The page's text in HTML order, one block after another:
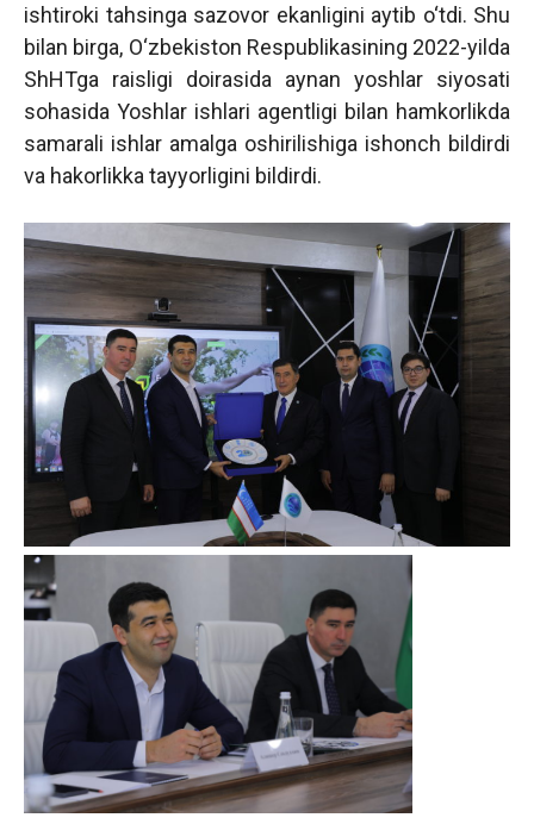
ishtiroki tahsinga sazovor ekanligini aytib o‘tdi. Shu
bilan birga, O‘zbekiston Respublikasining 2022-yilda
ShHTga raisligi doirasida aynan yoshlar siyosati
sohasida Yoshlar ishlari agentligi bilan hamkorlikda
samarali ishlar amalga oshirilishiga ishonch bildirdi
va hakorlikka tayyorligini bildirdi.